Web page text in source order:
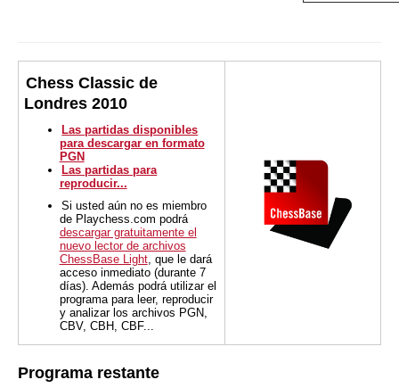
Chess Classic de
Londres 2010
Las partidas disponibles
para descargar en formato
PGN
Las partidas para
reproducir...
Si usted aún no es miembro
de Playchess.com podrá
descargar gratuitamente el
nuevo lector de archivos
ChessBase Light, que le dará
acceso inmediato (durante 7
días). Además podrá utilizar el
programa para leer, reproducir
y analizar los archivos PGN,
CBV, CBH, CBF...
Programa restante